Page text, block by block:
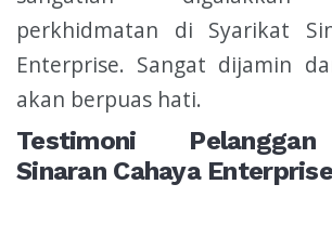
perkhidmatan di Syarikat
Enterprise. Sangat dijamin
akan berpuas hati.
Testimoni
Sinaran Cahaya Enterprise